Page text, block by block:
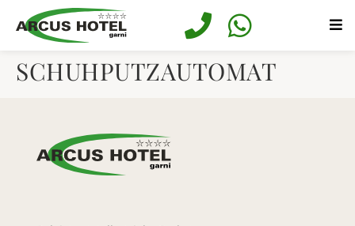
springen
SCHUHPUTZAUTOMAT